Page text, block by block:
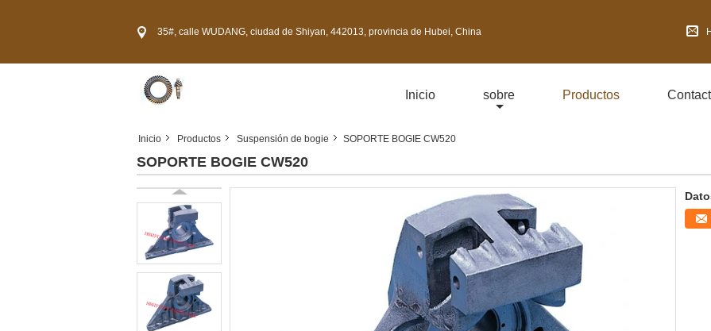
35#, calle WUDANG, ciudad de Shiyan, 442013, provincia de Hubei, China
Inicio sobre Productos
Inicio Productos Suspensión de bogie SOPORTE BOGIE CW520
SOPORTE BOGIE CW520